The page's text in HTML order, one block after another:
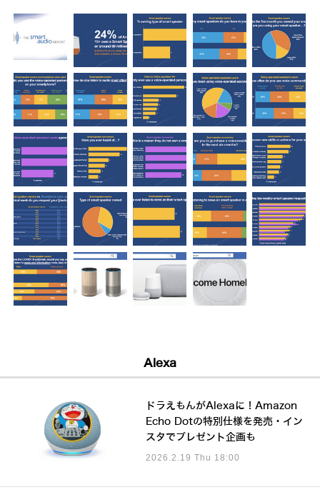
Alexa
ドラえもんがAlexaに！Amazon
Echo Dotの特別仕様を発売・イン
スタでプレゼント企画も
2026.2.19 Thu 18:00